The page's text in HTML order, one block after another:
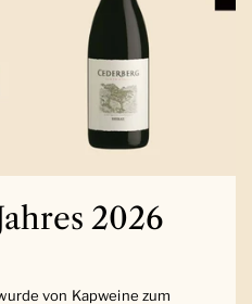
2026
von Kapweine zum